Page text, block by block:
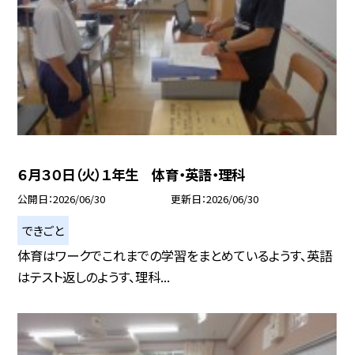
６月３０日（火）１年生 体育・英語・理科
公開日 2026/06/30 更新日 2026/06/30
できごと
体育はワークでこれまでの学習をまとめているようす、英語
はテスト返しのようす、理科...